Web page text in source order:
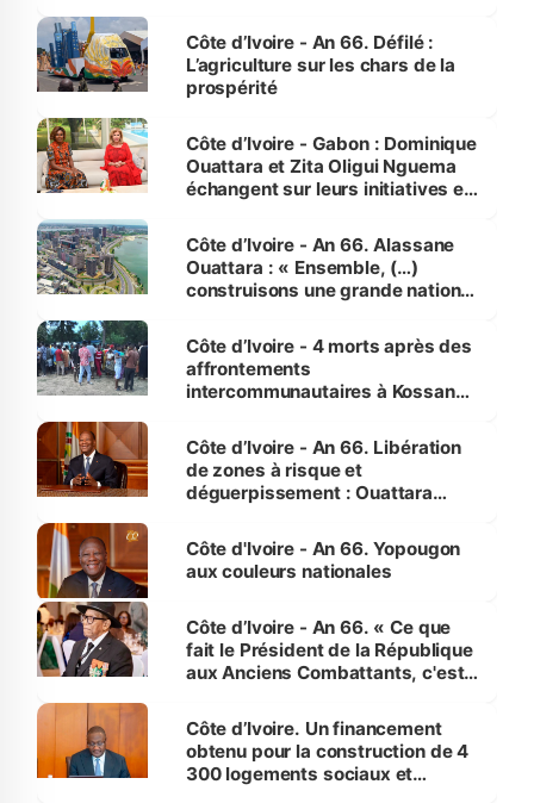
Côte d’Ivoire - An 66. Défilé :
L’agriculture sur les chars de la
prospérité
Côte d’Ivoire - Gabon : Dominique
Ouattara et Zita Oligui Nguema
échangent sur leurs initiatives en
enfants
Côte d’Ivoire - An 66. Alassane
Ouattara : « Ensemble, (…)
construisons une grande nation
générations futures »
Côte d’Ivoire - 4 morts après des
affrontements
intercommunautaires à Kossandji
milieu des sinistrés
Côte d’Ivoire - An 66. Libération
de zones à risque et
déguerpissement : Ouattara
l'Etat de droit pour préserver les
vies humaines »
Côte d'Ivoire - An 66. Yopougon
aux couleurs nationales
Côte d’Ivoire - An 66. « Ce que
fait le Président de la République
aux Anciens Combattants, c'est
Côte d’Ivoire. Un financement
obtenu pour la construction de 4
300 logements sociaux et